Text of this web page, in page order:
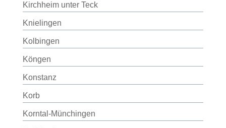
Kirchheim unter Teck
Knielingen
Kolbingen
Köngen
Konstanz
Korb
Korntal-Münchingen